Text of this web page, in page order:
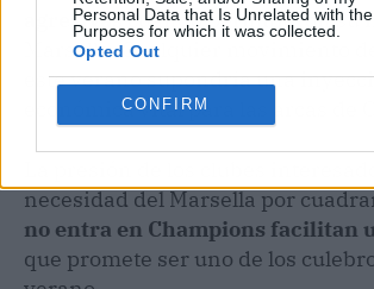
Personal Data that Is Unrelated with the
Purposes for which it was collected.
Opted Out
CONFIRM
Publicidad